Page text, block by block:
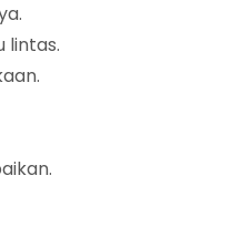
lintas.